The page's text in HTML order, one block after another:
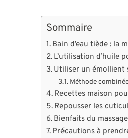
Sommaire
Bain d’eau tiède : la
L’utilisation d’huile
Utiliser un
Méthode
Recettes maison
Repousser les
Bienfaits du
Précautions à